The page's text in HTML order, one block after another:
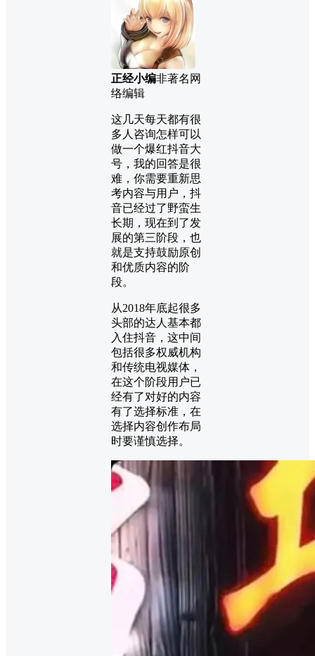
正经小编非著名网
络编辑
这几天每天都有很
多人咨询怎样可以
做一个爆红抖音大
号，我的回答是很
难，你需要重新思
考内容与用户，抖
音已经过了野蛮生
长期，现在到了发
展的第三阶段，也
就是支持鼓励原创
和优质内容的阶
段。
从2018年底起很多
头部的达人基本都
入住抖音，这中间
包括很多权威机构
和传统电视媒体，
在这个阶段用户已
经有了对好的内容
有了选择标准，在
选择内容创作布局
时要谨慎选择。